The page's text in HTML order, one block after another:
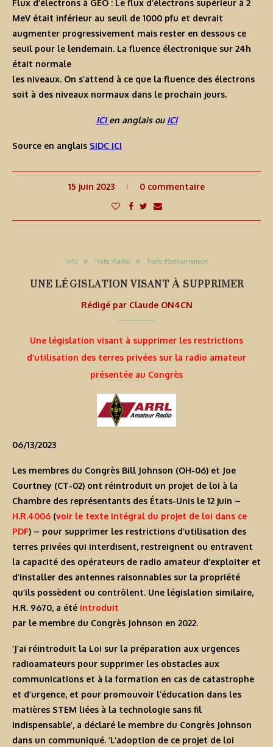
Flux d’électrons à GEO : Le flux d’électrons supérieur à 2
MeV était inférieur au seuil de 1000 pfu et devrait
augmenter progressivement mais rester en dessous ce
seuil pour le lendemain. La fluence électronique sur 24h
était normale
les niveaux. On s’attend à ce que la fluence des électrons
soit à des niveaux normaux dans le prochain jours.
ICIen anglais ou ICI
Source en anglais SIDC ICI
15 juin 2023 0 commentaire
Info Trafic Radio Trafic Radioamateur
UNE LÉGISLATION VISANT À SUPPRIMER
Rédigé par Claude ON4CN
Une législation visant à supprimer les restrictions
d’utilisation des terres privées sur la radio amateur
présentée au Congrès
06/13/2023
Les membres du Congrès Bill Johnson (OH-06) et Joe
Courtney (CT-02) ont réintroduit un projet de loi à la
Chambre des représentants des États-Unis le 12 juin –
H.R.4006 (voir le texte intégral du projet de loi dans ce
PDF) – pour supprimer les restrictions d’utilisation des
terres privées qui interdisent, restreignent ou entravent
la capacité des opérateurs de radio amateur d’exploiter et
d’installer des antennes raisonnables sur la propriété
qu’ils possèdent ou contrôlent. Une législation similaire,
H.R. 9670, a été introduit
par le membre du Congrès Johnson en 2022.
‘J’ai réintroduit la Loi sur la préparation aux urgences
radioamateurs pour supprimer les obstacles aux
communications et à la formation en cas de catastrophe
et d’urgence, et pour promouvoir l’éducation dans les
matières STEM liées à la technologie sans fil
indispensable’, a déclaré le membre du Congrès Johnson
dans un communiqué. ‘L’adoption de ce projet de loi